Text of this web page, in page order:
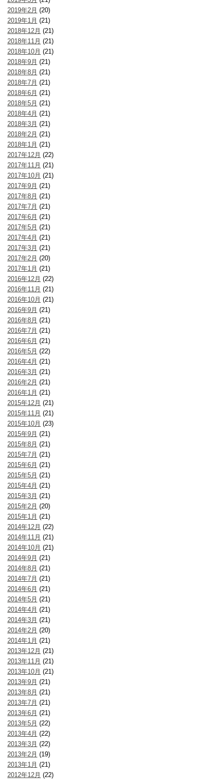
2019年2月 (20)
2019年1月 (21)
2018年12月 (21)
2018年11月 (21)
2018年10月 (21)
2018年9月 (21)
2018年8月 (21)
2018年7月 (21)
2018年6月 (21)
2018年5月 (21)
2018年4月 (21)
2018年3月 (21)
2018年2月 (21)
2018年1月 (21)
2017年12月 (22)
2017年11月 (21)
2017年10月 (21)
2017年9月 (21)
2017年8月 (21)
2017年7月 (21)
2017年6月 (21)
2017年5月 (21)
2017年4月 (21)
2017年3月 (21)
2017年2月 (20)
2017年1月 (21)
2016年12月 (22)
2016年11月 (21)
2016年10月 (21)
2016年9月 (21)
2016年8月 (21)
2016年7月 (21)
2016年6月 (21)
2016年5月 (22)
2016年4月 (21)
2016年3月 (21)
2016年2月 (21)
2016年1月 (21)
2015年12月 (21)
2015年11月 (21)
2015年10月 (23)
2015年9月 (21)
2015年8月 (21)
2015年7月 (21)
2015年6月 (21)
2015年5月 (21)
2015年4月 (21)
2015年3月 (21)
2015年2月 (20)
2015年1月 (21)
2014年12月 (22)
2014年11月 (21)
2014年10月 (21)
2014年9月 (21)
2014年8月 (21)
2014年7月 (21)
2014年6月 (21)
2014年5月 (21)
2014年4月 (21)
2014年3月 (21)
2014年2月 (20)
2014年1月 (21)
2013年12月 (21)
2013年11月 (21)
2013年10月 (21)
2013年9月 (21)
2013年8月 (21)
2013年7月 (21)
2013年6月 (21)
2013年5月 (22)
2013年4月 (22)
2013年3月 (22)
2013年2月 (19)
2013年1月 (21)
2012年12月 (22)